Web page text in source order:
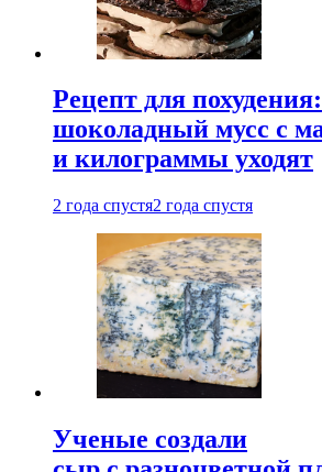
Рецепт для похудения:
шоколадный мусс с
и килограммы уходят
2 года спустя2 года спустя
Ученые создали